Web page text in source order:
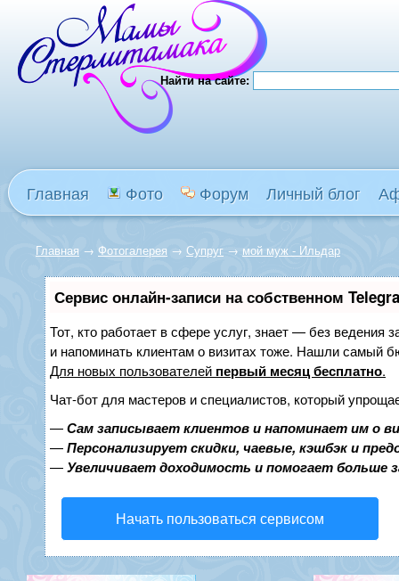
Найти на сайте:
Главная Фото Форум Личный блог
Главная → Фотогалерея → Супруг → мой муж - Ильдар
Сервис онлайн-записи на собственном
Тот, кто работает в сфере услуг, знает — без ведения
и напоминать клиентам о визитах тоже. Нашли самый
Для новых пользователей первый месяц бесплатно.
Чат-бот для мастеров и специалистов, который
—Сам записывает клиентов и напоминает им о
—Персонализирует скидки, чаевые, кэшбэк и
—Увеличивает доходимость и помогает больше
Начать пользоваться сервисом